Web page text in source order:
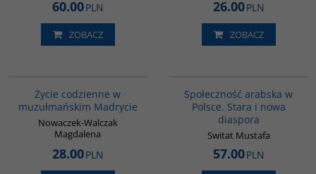
60.00PLN
ZOBACZ
26.00PLN
ZOBACZ
Życie codzienne w
muzułmańskim Madrycie
Nowaczek-Walczak
Magdalena
28.00PLN
Społeczność arabska w
Polsce. Stara i nowa
diaspora
Switat Mustafa
57.00PLN